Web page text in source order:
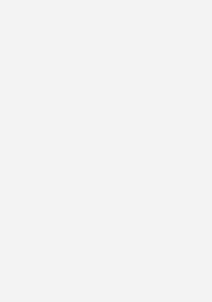
Ebenfalls neu:
Verlängerung von
sowie für viele
Vorgaben stammen
in nationales Recht
und -berater und
Sie sind zehn Jahre
es künftig